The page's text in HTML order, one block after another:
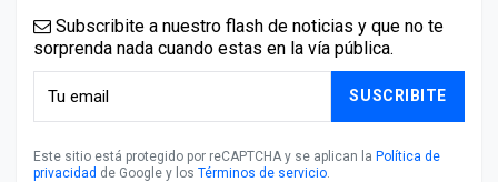
Subscribite a nuestro flash de noticias y que no te
sorprenda nada cuando estas en la vía pública.
SUSCRIBITE
Este sitio está protegido por reCAPTCHA y se aplican la Política de
privacidad de Google y los Términos de servicio.